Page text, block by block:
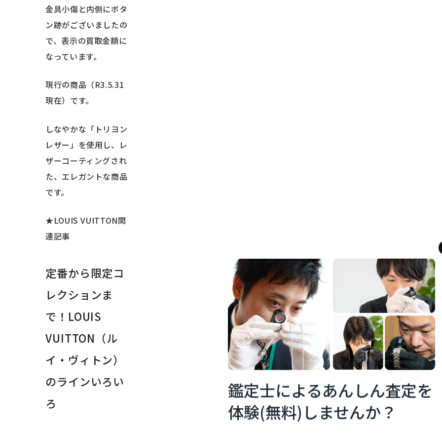
金具小傷と内側にボタ
ン跡がございましたの
で、表示の買取金額に
なっています。
現行の商品（R3.5.31
現在）です。
しなやかな「トリヨン
レザー」を使用し、レ
ザーコーティングされ
た、エレガントな商品
です。
★LOUIS VUITTON関
連記事
定番から限定コ
レクションま
で！LOUIS
VUITTON（ル
イ・ヴィトン）
のラインいろい
ろ
鑑定士によるあんしん査定を
体験(無料)しませんか？